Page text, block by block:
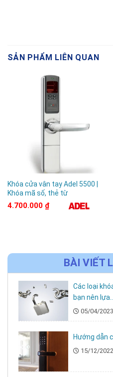
video.
7 phương thức
người dùng
✔️ Vân tay sinh
✔️ Nhận diện khuôn
✔️ Thẻ từ
✔️ Chìa cơ
✔️ Bluetooth
➤ Xem lại lịch sử
➤ Cảnh báo tức
THÔNG SỐ KỸ
THUẬT
CHI TIẾT
Model Philips
SẢN PHẨM LIÊN QUAN
Khóa cửa vân tay Adel 5500 |
Khóa mã số, thẻ từ
4.700.000 ₫
BÀI VIẾT
Các loại
bạn nên lựa...
05/04/2023
Hướng dẫn
15/12/2022